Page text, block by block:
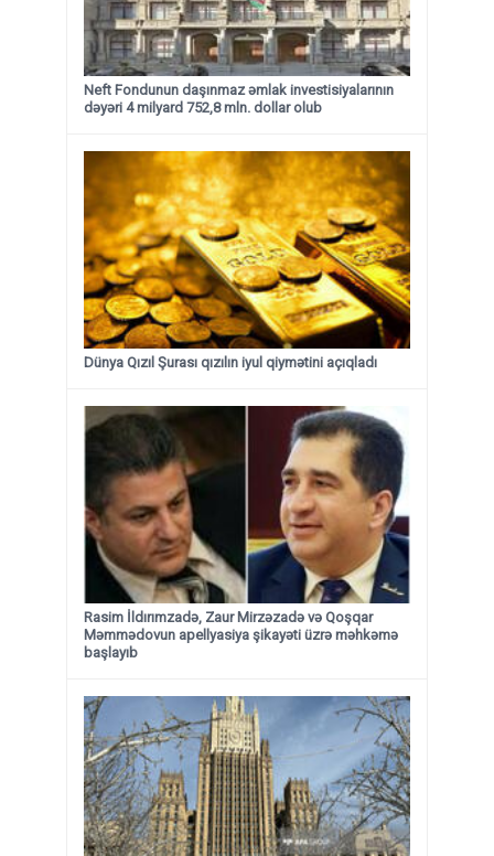
Neft Fondunun daşınmaz əmlak investisiyalarının
dəyəri 4 milyard 752,8 mln. dollar olub
Dünya Qızıl Şurası qızılın iyul qiymətini açıqladı
Rasim İldırımzadə, Zaur Mirzəzadə və Qoşqar
Məmmədovun apellyasiya şikayəti üzrə məhkəmə
başlayıb